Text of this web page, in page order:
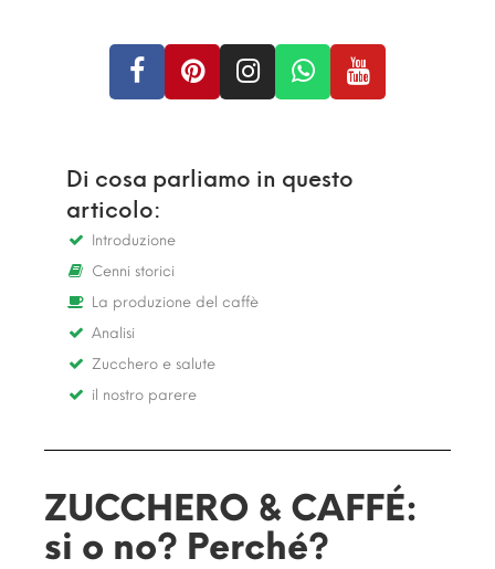
Di cosa parliamo in questo
articolo:
Introduzione
Cenni storici
La produzione del caffè
Analisi
Zucchero e salute
il nostro parere
ZUCCHERO & CAFFÉ:
si o no? Perché?